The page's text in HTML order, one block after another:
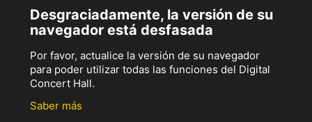
Desgraciadamente, la versión de su
navegador está desfasada
Por favor, actualice la versión de su navegador
para poder utilizar todas las funciones del Digital
Concert Hall.
Saber más